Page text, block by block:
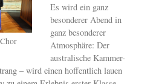
Es wird ein ganz
besonderer Abend in
ganz besonderer
Atmosphäre: Der
australische Kammer-
– wird einen hoffentlich lauen